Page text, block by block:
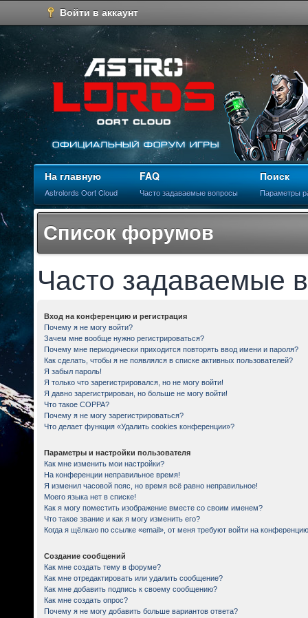
Войти в аккаунт
На главную
Astrolords Oort Cloud
FAQ
Часто задаваемые вопросы
Поиск
Параметры
Список форумов
Часто задаваемые
Вход на конференцию и регистрация
Почему я не могу войти?
Зачем мне вообще нужно регистрироваться?
Почему мне периодически приходится повторять ввод имени и пароля?
Как сделать, чтобы я не появлялся в списке активных пользователей?
Я забыл пароль!
Я только что зарегистрировался, но не могу войти!
Я давно зарегистрирован, но больше не могу войти!
Что такое COPPA?
Почему я не могу зарегистрироваться?
Что делает функция «Удалить cookies конференции»?
Параметры и настройки пользователя
Как мне изменить мои настройки?
На конференции неправильное время!
Я изменил часовой пояс, но время всё равно неправильное!
Моего языка нет в списке!
Как я могу поместить изображение вместе со своим именем?
Что такое звание и как я могу изменить его?
Когда я щёлкаю по ссылке «email», от меня требуют войти на
Создание сообщений
Как мне создать тему в форуме?
Как мне отредактировать или удалить сообщение?
Как мне добавить подпись к своему сообщению?
Как мне создать опрос?
Почему я не могу добавить больше вариантов ответа?